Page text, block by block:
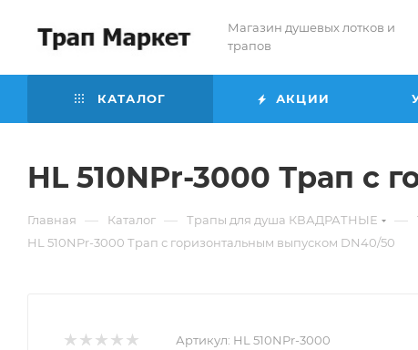
Магазин душевых лотков и
трапов
КАТАЛОГ АКЦИИ
HL 510NPr-3000 Трап с
Главная — Каталог — Трапы для душа КВАДРАТНЫЕ —
HL 510NPr-3000 Трап с горизонтальным выпуском DN40/50
Артикул: HL 510NPr-3000